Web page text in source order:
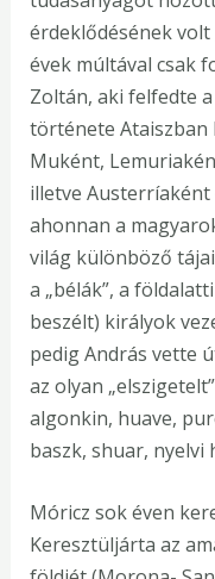
érdeklődésének volt
évek múltával csak
Zoltán, aki felfedte
története Ataiszban
Muként,
illetve Austerríaként
ahonnan a
világ különböző
a „bélák”, a
beszélt) királyok
pedig András vette
az olyan
algonkin, huave,
baszk, shuar, nyelvi
Móricz sok éven
Keresztüljárta az